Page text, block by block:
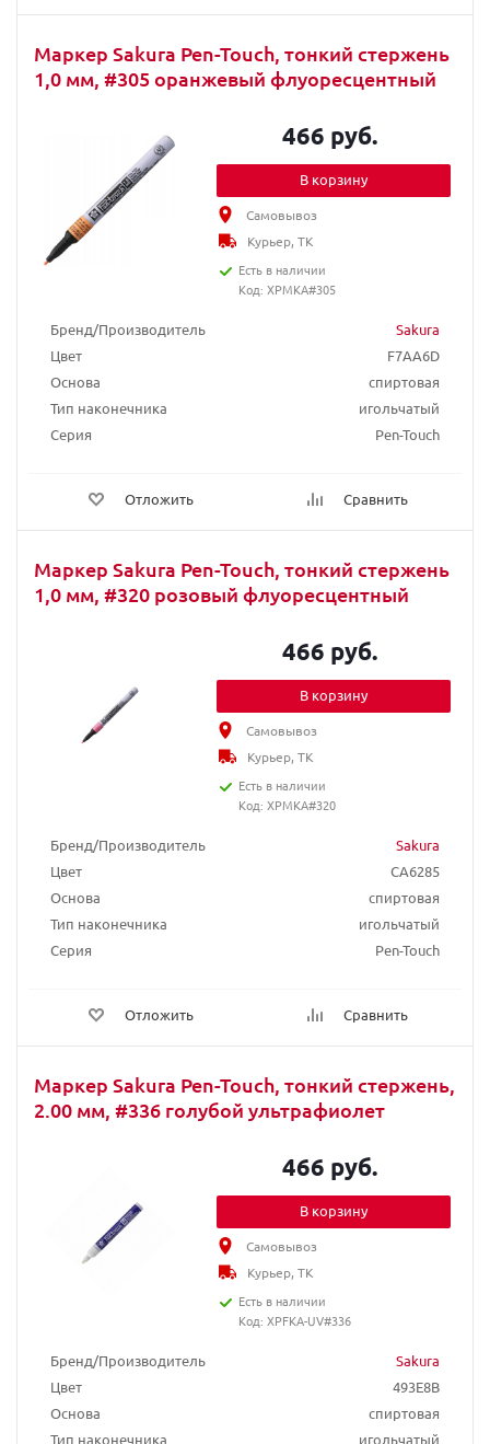
Маркер Sakura Pen-Touch, тонкий стержень
1,0 мм, #305 оранжевый флуоресцентный
Бренд/Производитель
Sakura
Цвет
F7AA6D
Основа
спиртовая
Тип наконечника
игольчатый
Серия
Pen-Touch
Отложить Сравнить
466 руб.
В корзину
Самовывоз
Курьер, ТК
Есть в наличии
Код: XPMKA#305
Маркер Sakura Pen-Touch, тонкий стержень
1,0 мм, #320 розовый флуоресцентный
Бренд/Производитель
Sakura
Цвет
CA6285
Основа
спиртовая
Тип наконечника
игольчатый
Серия
Pen-Touch
Отложить Сравнить
466 руб.
В корзину
Самовывоз
Курьер, ТК
Есть в наличии
Код: XPMKA#320
Маркер Sakura Pen-Touch, тонкий стержень,
2.00 мм, #336 голубой ультрафиолет
Бренд/Производитель
Sakura
Цвет
493E8B
Основа
спиртовая
Тип наконечника
игольчатый
466 руб.
В корзину
Самовывоз
Курьер, ТК
Есть в наличии
Код: XPFKA-UV#336